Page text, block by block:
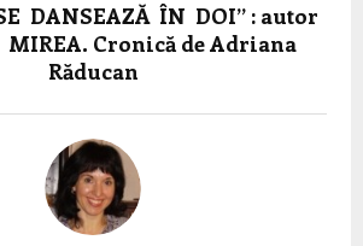
DANSEAZĂ ÎN DOI” : autor
Cronică de Adriana
Răducan